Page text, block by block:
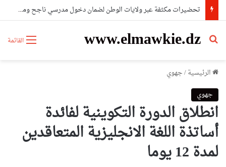
تحضيرات مكثفة عبر ولايات الوطن لضمان دخول مدرسي ناجح ومتكامل 2026-2027
القائمة www.elmawkie.dz
بحث عن
الرئيسية/جهوي
جهوي
انطلاق الدورة التكوينية لفائدة
أساتذة اللغة الانجليزية المتعاقدين
لمدة 12 يوما